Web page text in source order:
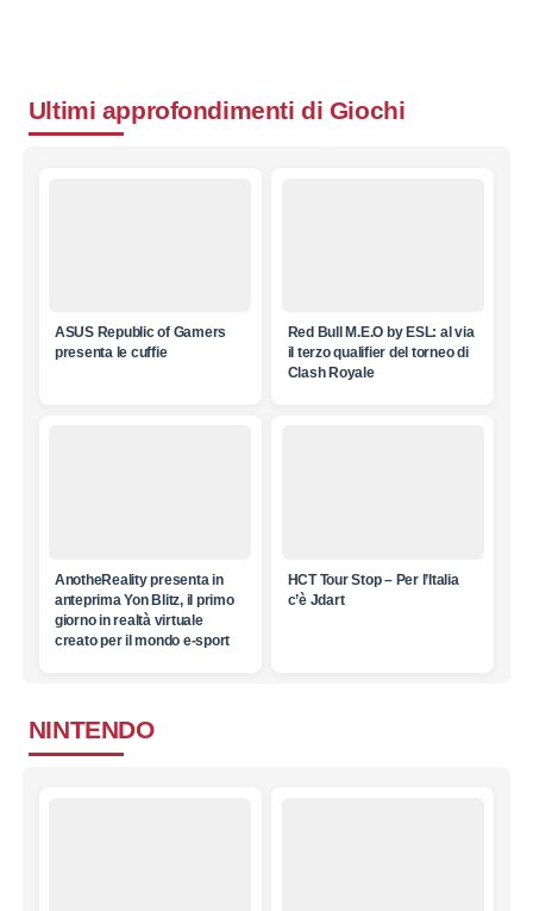
Ultimi approfondimenti di Giochi
ASUS Republic of Gamers
presenta le cuffie
Red Bull M.E.O by ESL: al via
il terzo qualifier del torneo di
Clash Royale
AnotheReality presenta in
anteprima Yon Blitz, il primo
giorno in realtà virtuale
creato per il mondo e-sport
HCT Tour Stop – Per l’Italia
c’è Jdart
NINTENDO